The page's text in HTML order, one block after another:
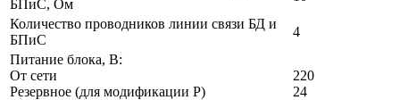
БПиС, Ом
Количество проводников линии связи БД и
БПиС
4
Питание блока, В:
От сети
Резервное (для модификации Р)
220
24